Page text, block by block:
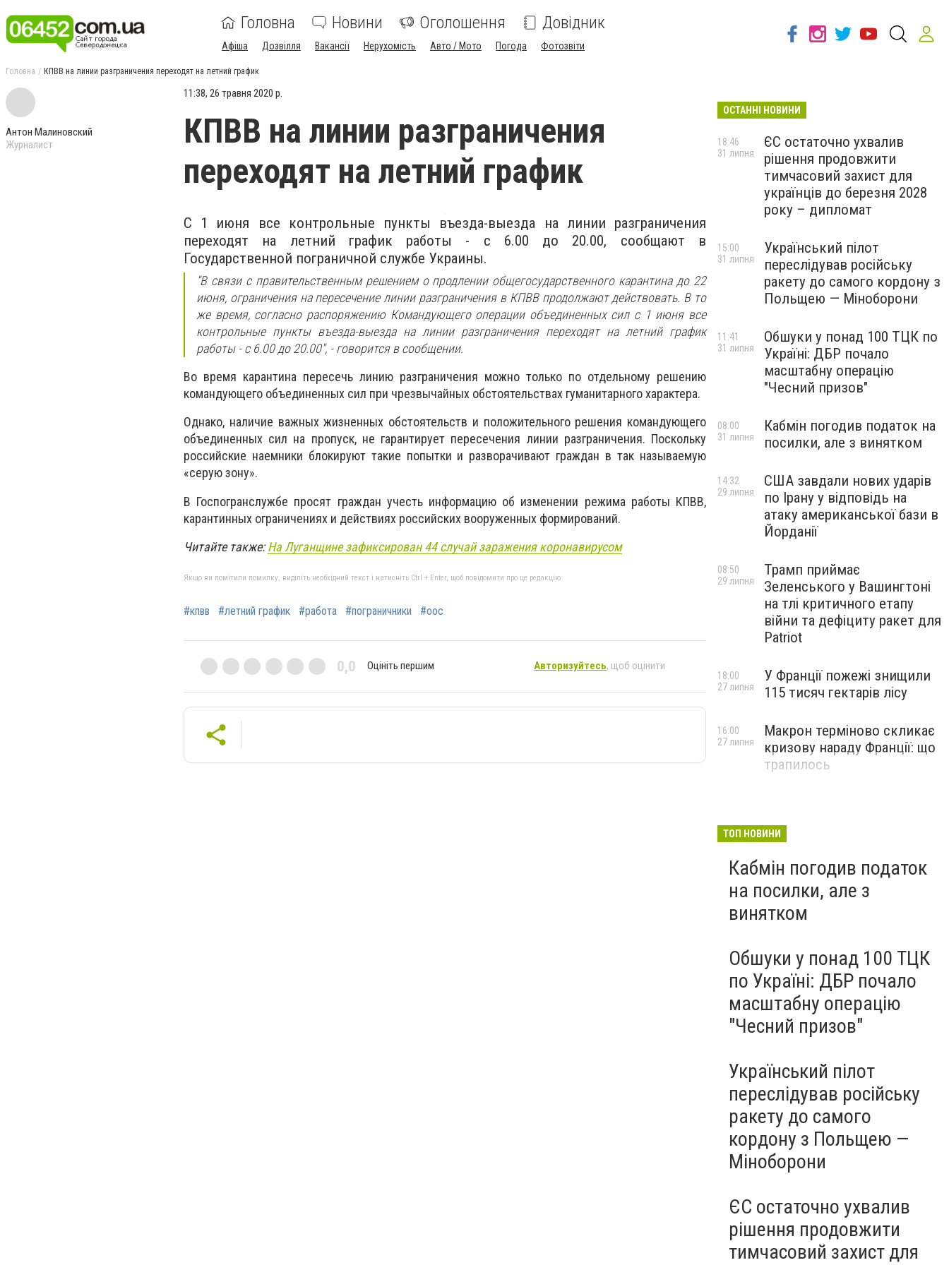
Головна Новини Оголошення Довідник
Афіша Дозвілля Вакансії Нерухомість Авто / Мото Погода Фотозвіти
Головна КПВВ на линии разграничения переходят на летний график
Антон Малиновский
Журналист
11:38, 26 травня 2020 р.
КПВВ на линии разграничения
переходят на летний график
С 1 июня все контрольные пункты въезда-выезда на линии разграничения
переходят на летний график работы - с 6.00 до 20.00, сообщают в
Государственной пограничной службе Украины.
"В связи с правительственным решением о продлении общегосударственного карантина до 22
июня, ограничения на пересечение линии разграничения в КПВВ продолжают действовать. В то
же время, согласно распоряжению Командующего операции объединенных сил с 1 июня все
контрольные пункты въезда-выезда на линии разграничения переходят на летний график
работы - с 6.00 до 20.00", - говорится в сообщении.
Во время карантина пересечь линию разграничения можно только по отдельному решению
командующего объединенных сил при чрезвычайных обстоятельствах гуманитарного характера.
Однако, наличие важных жизненных обстоятельств и положительного решения командующего
объединенных сил на пропуск, не гарантирует пересечения линии разграничения. Поскольку
российские наемники блокируют такие попытки и разворачивают граждан в так называемую
«серую зону».
В Госпогранслужбе просят граждан учесть информацию об изменении режима работы КПВВ,
карантинных ограничениях и действиях российских вооруженных формирований.
Читайте также:На Луганщине зафиксирован 44 случай заражения коронавирусом
Якщо ви помітили помилку, виділіть необхідний текст і натисніть Ctrl + Enter, щоб повідомити про це редакцію
#кпвв #летний график #работа #пограничники #оос
0,0 Оцініть першим Авторизуйтесь, щоб оцінити
ОСТАННІ НОВИНИ
ЄС остаточно ухвалив
рішення продовжити
тимчасовий захист для
українців до березня 2028
року – дипломат
18:46
31 липня
Український пілот
переслідував російську
ракету до самого кордону з
Польщею — Міноборони
15:00
31 липня
Обшуки у понад 100 ТЦК по
Україні: ДБР почало
масштабну операцію
"Чесний призов"
11:41
31 липня
Кабмін погодив податок на
посилки, але з винятком
08:00
31 липня
США завдали нових ударів
по Ірану у відповідь на
атаку американської бази в
Йорданії
14:32
29 липня
Трамп приймає
Зеленського у Вашингтоні
на тлі критичного етапу
війни та дефіциту ракет для
Patriot
08:50
29 липня
У Франції пожежі знищили
115 тисяч гектарів лісу
18:00
27 липня
Макрон терміново скликає
кризову нараду Франції: що
трапилось
16:00
27 липня
ТОП НОВИНИ
Кабмін погодив податок
на посилки, але з
винятком
Обшуки у понад 100 ТЦК
по Україні: ДБР почало
масштабну операцію
"Чесний призов"
Український пілот
переслідував російську
ракету до самого
кордону з Польщею —
Міноборони
ЄС остаточно ухвалив
рішення продовжити
тимчасовий захист для